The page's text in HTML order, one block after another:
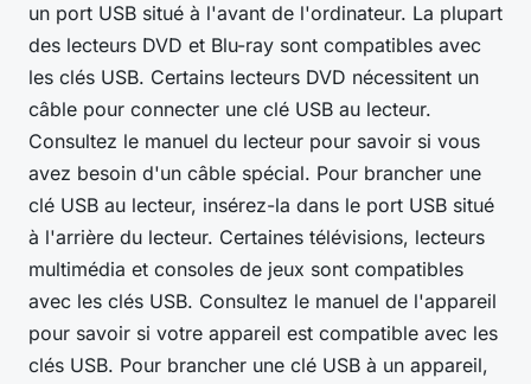
un port USB situé à l'avant de l'ordinateur. La plupart
des lecteurs DVD et Blu-ray sont compatibles avec
les clés USB. Certains lecteurs DVD nécessitent un
câble pour connecter une clé USB au lecteur.
Consultez le manuel du lecteur pour savoir si vous
avez besoin d'un câble spécial. Pour brancher une
clé USB au lecteur, insérez-la dans le port USB situé
à l'arrière du lecteur. Certaines télévisions, lecteurs
multimédia et consoles de jeux sont compatibles
avec les clés USB. Consultez le manuel de l'appareil
pour savoir si votre appareil est compatible avec les
clés USB. Pour brancher une clé USB à un appareil,